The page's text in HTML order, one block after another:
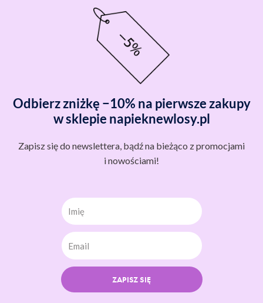
Odbierz zniżkę −10% na pierwsze zakupy
w sklepie napieknewlosy.pl
Zapisz się do newslettera, bądź na bieżąco z promocjami
i nowościami!
Imię
ZAPISZ SIĘ